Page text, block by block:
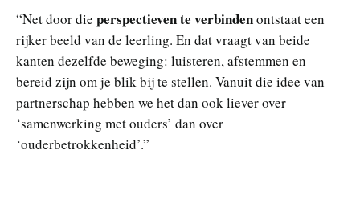
“Net door die perspectieven te verbindenontstaat een
rijker beeld van de leerling. En dat vraagt van beide
kanten dezelfde beweging: luisteren, afstemmen en
bereid zijn om je blik bij te stellen. Vanuit die idee van
partnerschap hebben we het dan ook liever over
‘samenwerking met ouders’ dan over
‘ouderbetrokkenheid’.”